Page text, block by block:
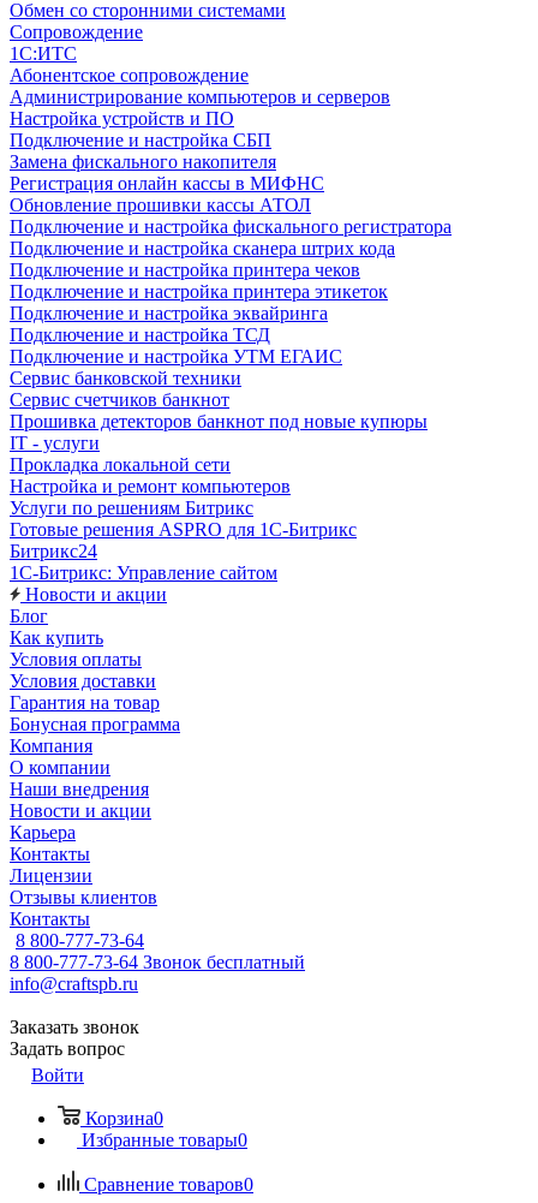
Обмен со сторонними системами
Сопровождение
1C:ИТС
Абонентское сопровождение
Администрирование компьютеров и серверов
Настройка устройств и ПО
Подключение и настройка СБП
Замена фискального накопителя
Регистрация онлайн кассы в МИФНС
Обновление прошивки кассы АТОЛ
Подключение и настройка фискального регистратора
Подключение и настройка сканера штрих кода
Подключение и настройка принтера чеков
Подключение и настройка принтера этикеток
Подключение и настройка эквайринга
Подключение и настройка ТСД
Подключение и настройка УТМ ЕГАИС
Сервис банковской техники
Сервис счетчиков банкнот
Прошивка детекторов банкнот под новые купюры
IT - услуги
Прокладка локальной сети
Настройка и ремонт компьютеров
Услуги по решениям Битрикс
Готовые решения ASPRO для 1С-Битрикс
Битрикс24
1С-Битрикс: Управление сайтом
Новости и акции
Блог
Как купить
Условия оплаты
Условия доставки
Гарантия на товар
Бонусная программа
Компания
О компании
Наши внедрения
Новости и акции
Карьера
Контакты
Лицензии
Отзывы клиентов
Контакты
8 800-777-73-64
8 800-777-73-64 Звонок бесплатный
info@craftspb.ru
Заказать звонок
Задать вопрос
Войти
Корзина0
Избранные товары0
Сравнение товаров0